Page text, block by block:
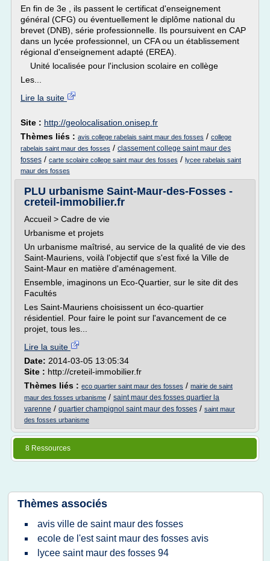
En fin de 3e , ils passent le certificat d'enseignement
général (CFG) ou éventuellement le diplôme national du
brevet (DNB), série professionnelle. Ils poursuivent en CAP
dans un lycée professionnel, un CFA ou un établissement
régional d'enseignement adapté (EREA).
Unité localisée pour l'inclusion scolaire en collège
Les...
Lire la suite
Site : http://geolocalisation.onisep.fr
Thèmes liés : avis college rabelais saint maur des fosses / college
rabelais saint maur des fosses / classement college saint maur des
fosses / carte scolaire college saint maur des fosses / lycee rabelais saint
maur des fosses
PLU urbanisme Saint-Maur-des-Fosses -
creteil-immobilier.fr
Accueil > Cadre de vie
Urbanisme et projets
Un urbanisme maîtrisé, au service de la qualité de vie des
Saint-Mauriens, voilà l'objectif que s'est fixé la Ville de
Saint-Maur en matière d'aménagement.
Ensemble, imaginons un Eco-Quartier, sur le site dit des
Facultés
Les Saint-Mauriens choisissent un éco-quartier
résidentiel. Pour faire le point sur l'avancement de ce
projet, tous les...
Lire la suite
Date: 2014-03-05 13:05:34
Site : http://creteil-immobilier.fr
Thèmes liés : eco quartier saint maur des fosses / mairie de saint
maur des fosses urbanisme / saint maur des fosses quartier la
varenne / quartier champignol saint maur des fosses / saint maur
des fosses urbanisme
8 Ressources
Thèmes associés
avis ville de saint maur des fosses
ecole de l'est saint maur des fosses avis
lycee saint maur des fosses 94